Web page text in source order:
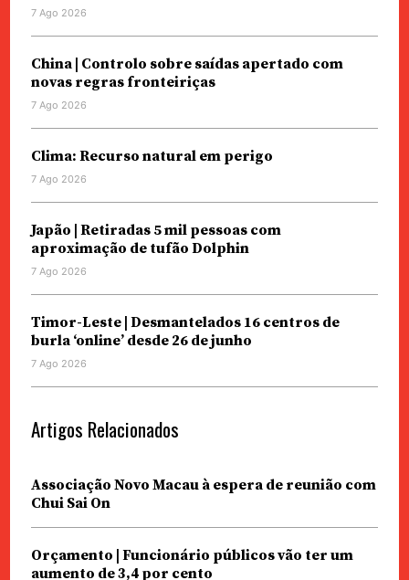
7 Ago 2026
China | Controlo sobre saídas apertado com
novas regras fronteiriças
7 Ago 2026
Clima: Recurso natural em perigo
7 Ago 2026
Japão | Retiradas 5 mil pessoas com
aproximação de tufão Dolphin
7 Ago 2026
Timor-Leste | Desmantelados 16 centros de
burla ‘online’ desde 26 de junho
7 Ago 2026
Artigos Relacionados
Associação Novo Macau à espera de reunião com
Chui Sai On
Orçamento | Funcionário públicos vão ter um
aumento de 3,4 por cento